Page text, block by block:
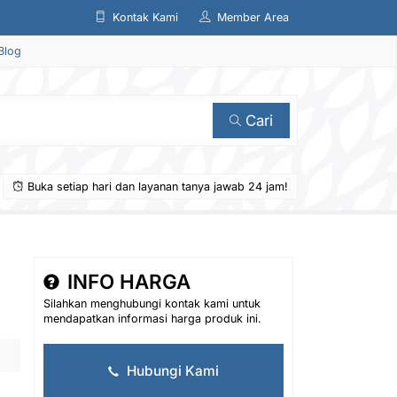
Kontak Kami Member Area
Cari
Buka setiap hari dan layanan tanya jawab 24 jam!
INFO HARGA
Silahkan menghubungi kontak kami untuk
mendapatkan informasi harga produk ini.
Hubungi Kami